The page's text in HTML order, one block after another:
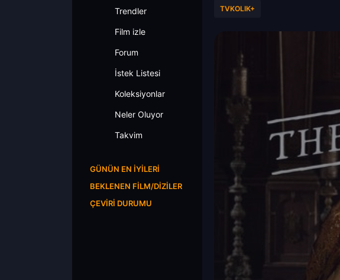
Trendler
Film izle
Forum
İstek Listesi
Koleksiyonlar
Neler Oluyor
Takvim
GÜNÜN EN İYILERI
BEKLENEN FILM/DIZILER
ÇEVIRI DURUMU
TVKOLIK+